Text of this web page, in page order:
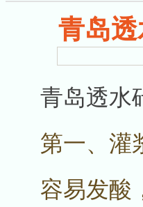
青岛
青岛透水
第一、灌
容易发酸